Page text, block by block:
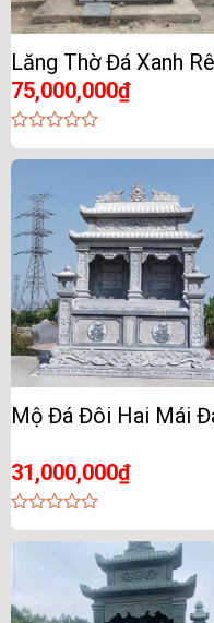
Lăng Thờ Đá Xanh
75,000,000₫
0
out
Mộ Đá Đôi Hai Mái
31,000,000₫
0
out